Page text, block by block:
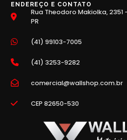
ENDEREÇO E CONTATO
Rua Theodoro Makiolka,
PR
(41) 99103-7005
(41) 3253-9282
comercial@wallshop.com.br
CEP 82650-530